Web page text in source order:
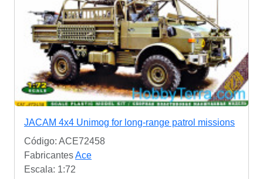
JACAM 4x4 Unimog for long-range patrol missions
Código: ACE72458
FabricantesAce
Escala: 1:72